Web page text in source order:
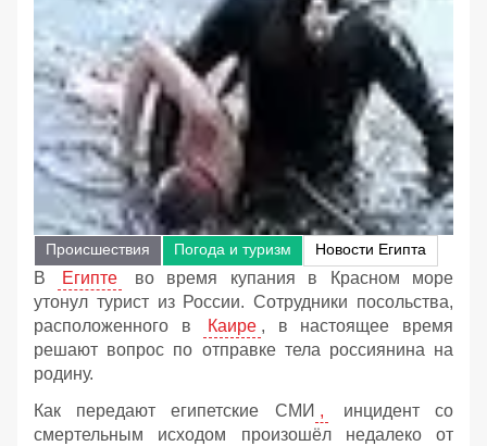
Происшествия Погода и туризм Новости Египта
В Египте
во время купания в Красном море
утонул турист из России. Сотрудники посольства,
расположенного в
Каире , в настоящее время
решают вопрос по отправке тела россиянина на
родину.
Как передают египетские СМИ ,
инцидент со
смертельным исходом произошёл недалеко от